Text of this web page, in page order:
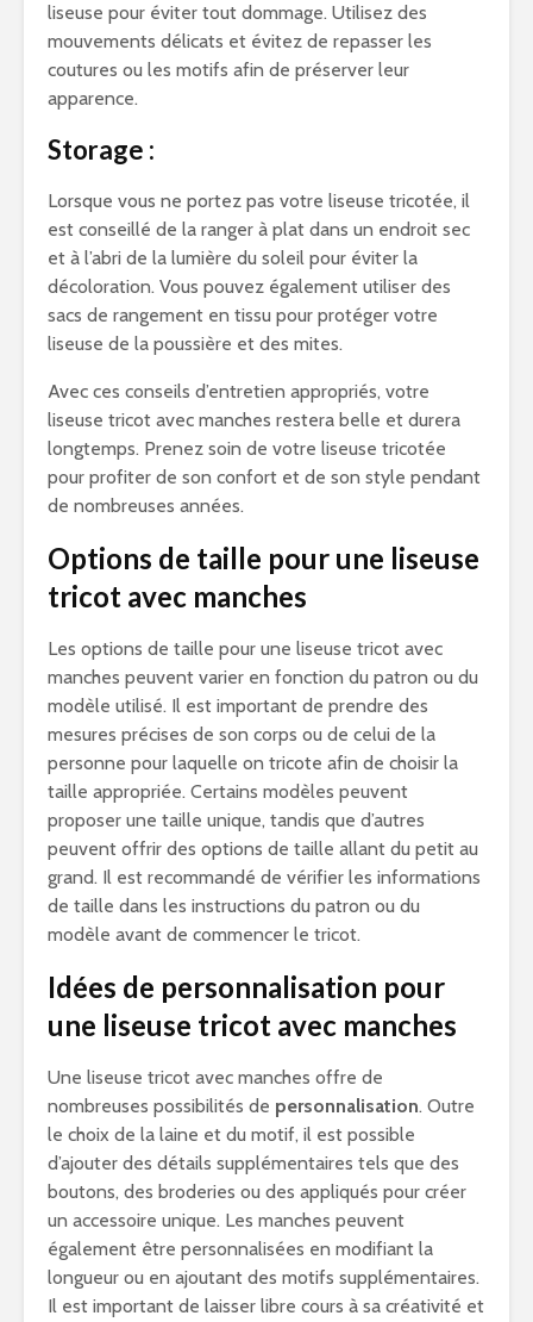
liseuse pour éviter tout dommage. Utilisez des
mouvements délicats et évitez de repasser les
coutures ou les motifs afin de préserver leur
apparence.
Storage :
Lorsque vous ne portez pas votre liseuse tricotée, il
est conseillé de la ranger à plat dans un endroit sec
et à l’abri de la lumière du soleil pour éviter la
décoloration. Vous pouvez également utiliser des
sacs de rangement en tissu pour protéger votre
liseuse de la poussière et des mites.
Avec ces conseils d’entretien appropriés, votre
liseuse tricot avec manches restera belle et durera
longtemps. Prenez soin de votre liseuse tricotée
pour profiter de son confort et de son style pendant
de nombreuses années.
Options de taille pour une liseuse
tricot avec manches
Les options de taille pour une liseuse tricot avec
manches peuvent varier en fonction du patron ou du
modèle utilisé. Il est important de prendre des
mesures précises de son corps ou de celui de la
personne pour laquelle on tricote afin de choisir la
taille appropriée. Certains modèles peuvent
proposer une taille unique, tandis que d’autres
peuvent offrir des options de taille allant du petit au
grand. Il est recommandé de vérifier les informations
de taille dans les instructions du patron ou du
modèle avant de commencer le tricot.
Idées de personnalisation pour
une liseuse tricot avec manches
Une liseuse tricot avec manches offre de
nombreuses possibilités de personnalisation. Outre
le choix de la laine et du motif, il est possible
d’ajouter des détails supplémentaires tels que des
boutons, des broderies ou des appliqués pour créer
un accessoire unique. Les manches peuvent
également être personnalisées en modifiant la
longueur ou en ajoutant des motifs supplémentaires.
Il est important de laisser libre cours à sa créativité et